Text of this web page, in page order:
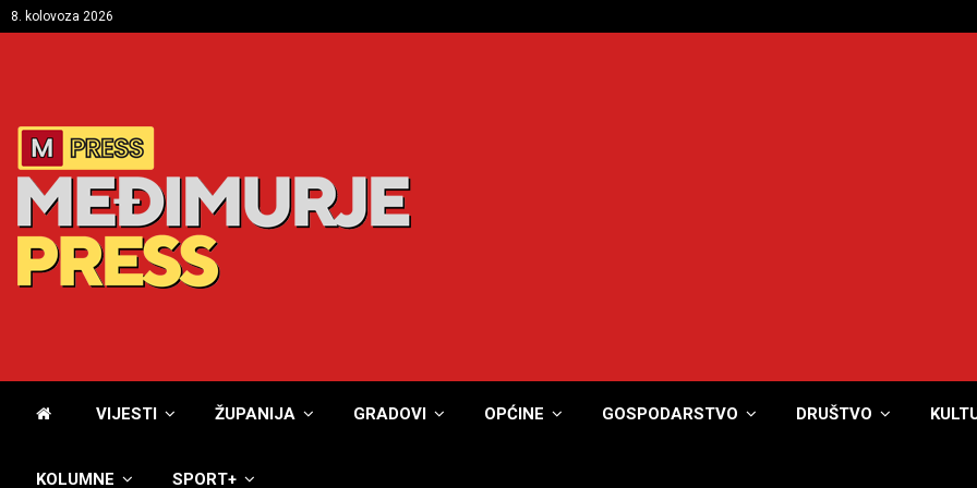
8. kolovoza 2026
VIJESTI ŽUPANIJA GRADOVI OPĆINE GOSPODARSTVO DRUŠTVO
KOLUMNE SPORT+